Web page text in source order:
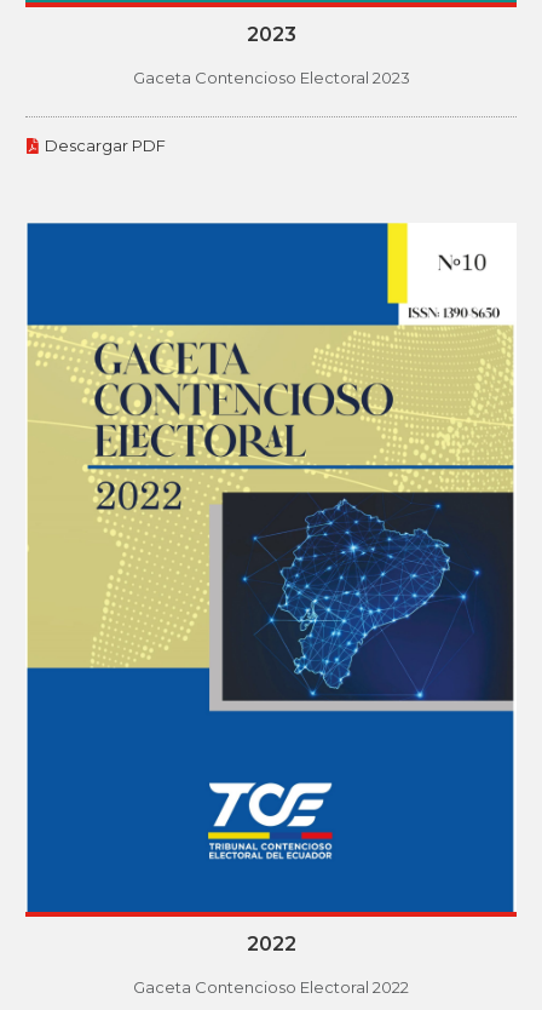
2023
Gaceta Contencioso Electoral 2023
Descargar PDF
2022
Gaceta Contencioso Electoral 2022